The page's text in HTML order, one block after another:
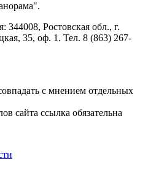
344008, Ростовская обл., г.
35, оф. 1. Тел. 8 (863) 267-
с мнением отдельных
сайта ссылка обязательна